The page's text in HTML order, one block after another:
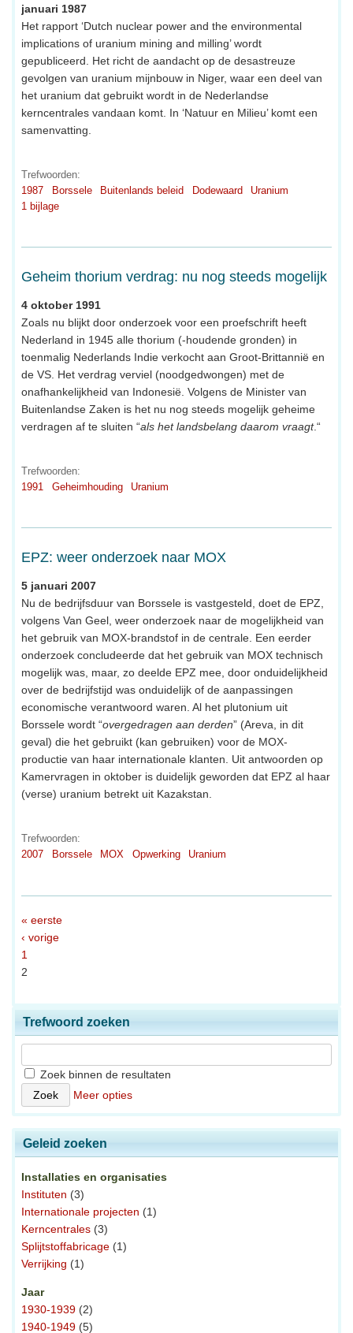
januari 1987
Het rapport ‘Dutch nuclear power and the environmental
implications of uranium mining and milling’ wordt
gepubliceerd. Het richt de aandacht op de desastreuze
gevolgen van uranium mijnbouw in Niger, waar een deel van
het uranium dat gebruikt wordt in de Nederlandse
kerncentrales vandaan komt. In ‘Natuur en Milieu’ komt een
samenvatting.
Trefwoorden:
1987
Borssele Buitenlands beleid Dodewaard
Uranium
1 bijlage
Geheim thorium verdrag: nu nog steeds mogelijk
4 oktober 1991
Zoals nu blijkt door onderzoek voor een proefschrift heeft
Nederland in 1945 alle thorium (-houdende gronden) in
toenmalig Nederlands Indie verkocht aan Groot-Brittannië en
de VS. Het verdrag verviel (noodgedwongen) met de
onafhankelijkheid van Indonesië. Volgens de Minister van
Buitenlandse Zaken is het nu nog steeds mogelijk geheime
verdragen af te sluiten “als het landsbelang daarom vraagt.“
Trefwoorden:
1991
Geheimhouding Uranium
EPZ: weer onderzoek naar MOX
5 januari 2007
Nu de bedrijfsduur van Borssele is vastgesteld, doet de EPZ,
volgens Van Geel, weer onderzoek naar de mogelijkheid van
het gebruik van MOX-brandstof in de centrale. Een eerder
onderzoek concludeerde dat het gebruik van MOX technisch
mogelijk was, maar, zo deelde EPZ mee, door onduidelijkheid
over de bedrijfstijd was onduidelijk of de aanpassingen
economische verantwoord waren. Al het plutonium uit
Borssele wordt “overgedragen aan derden” (Areva, in dit
geval) die het gebruikt (kan gebruiken) voor de MOX-
productie van haar internationale klanten. Uit antwoorden op
Kamervragen in oktober is duidelijk geworden dat EPZ al haar
(verse) uranium betrekt uit Kazakstan.
Trefwoorden:
2007
Borssele MOX Opwerking Uranium
« eerste
‹ vorige
1
2
Trefwoord zoeken
Zoek binnen de resultaten
Meer opties
Geleid zoeken
Installaties en organisaties
Instituten (3)
Internationale projecten (1)
Kerncentrales (3)
Splijtstoffabricage (1)
Verrijking (1)
Jaar
1930-1939 (2)
1940-1949 (5)